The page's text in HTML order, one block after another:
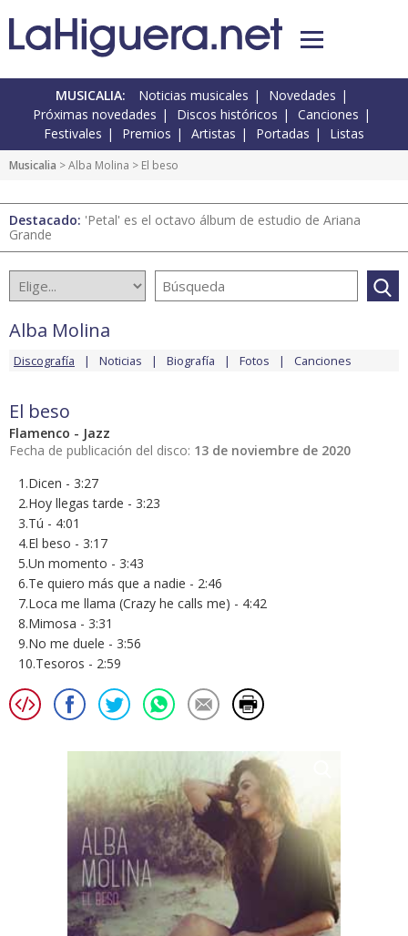
MUSICALIA: Noticias musicales
Novedades
Próximas novedades
Discos históricos
Canciones
Festivales
Premios Artistas Portadas Listas
Musicalia >Alba Molina > El beso
Destacado: 'Petal' es el octavo álbum de estudio de Ariana
Grande
Alba Molina
Discografía Noticias Biografía Fotos Canciones
El beso
Flamenco - Jazz
Fecha de publicación del disco: 13 de noviembre de 2020
1.Dicen - 3:27
2.Hoy llegas tarde - 3:23
3.Tú - 4:01
4.El beso - 3:17
5.Un momento - 3:43
6.Te quiero más que a nadie - 2:46
7.Loca me llama (Crazy he calls me) - 4:42
8.Mimosa - 3:31
9.No me duele - 3:56
10.Tesoros - 2:59